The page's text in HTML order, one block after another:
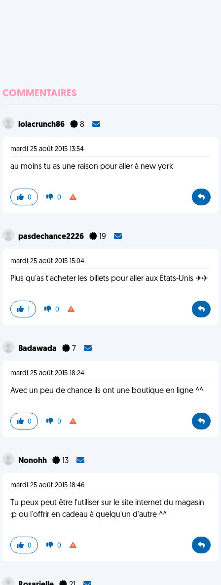
COMMENTAIRES
lolacrunch86 8
mardi 25 août 2015 13:54
au moins tu as une raison pour aller à new york
0 0
pasdechance2226 19
mardi 25 août 2015 15:04
Plus qu'as t'acheter les billets pour aller aux États-Unis ✈✈
1 0
Badawada 7
mardi 25 août 2015 18:24
Avec un peu de chance ils ont une boutique en ligne ^^
0 0
Nonohh 13
mardi 25 août 2015 18:46
Tu peux peut être l'utiliser sur le site internet du magasin
:p ou l'offrir en cadeau à quelqu'un d'autre ^^
0 0